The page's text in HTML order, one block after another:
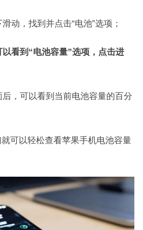
动，找到并点击“电池”选项；
看到“电池容量”选项，点击进
，可以看到当前电池容量的百分
可以轻松查看苹果手机电池容量